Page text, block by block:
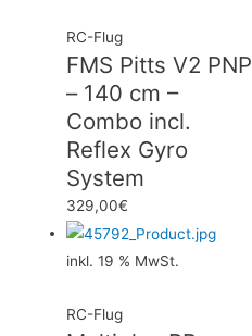
RC-Flug
FMS Pitts V2 PNP
– 140 cm –
Combo incl.
Reflex Gyro
System
329,00€
inkl. 19 % MwSt.
RC-Flug